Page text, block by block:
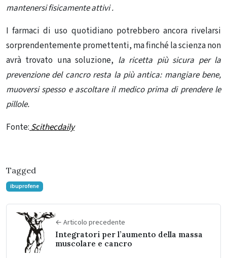
mantenersi fisicamente attivi.
I farmaci di uso quotidiano potrebbero ancora rivelarsi
sorprendentemente promettenti, ma finché la scienza non
avrà trovato una soluzione, la ricetta più sicura per la
prevenzione del cancro resta la più antica: mangiare bene,
muoversi spesso e ascoltare il medico prima di prendere le
pillole.
Fonte:Scithecdaily
Tagged
ibuprofene
← Articolo precedente
Integratori per l’aumento della massa
muscolare e cancro